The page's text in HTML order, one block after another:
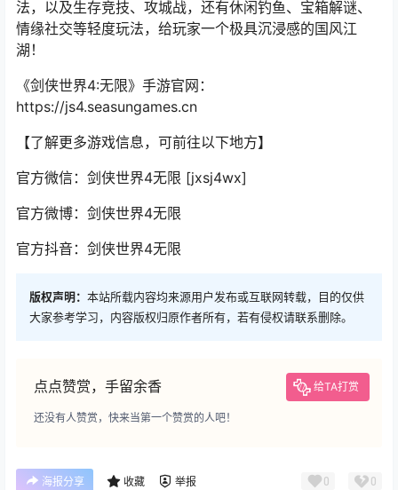
法，以及生存竞技、攻城战，还有休闲钓鱼、宝箱解谜、
情缘社交等轻度玩法，给玩家一个极具沉浸感的国风江
湖！
《剑侠世界4:无限》手游官网：
https://js4.seasungames.cn
【了解更多游戏信息，可前往以下地方】
官方微信：剑侠世界4无限 [jxsj4wx]
官方微博：剑侠世界4无限
官方抖音：剑侠世界4无限
版权声明： 本站所载内容均来源用户发布或互联网转载，目的仅供
大家参考学习，内容版权归原作者所有，若有侵权请联系删除。
点点赞赏，手留余香 给TA打赏
还没有人赞赏，快来当第一个赞赏的人吧！
海报分享 收藏 举报 0 0